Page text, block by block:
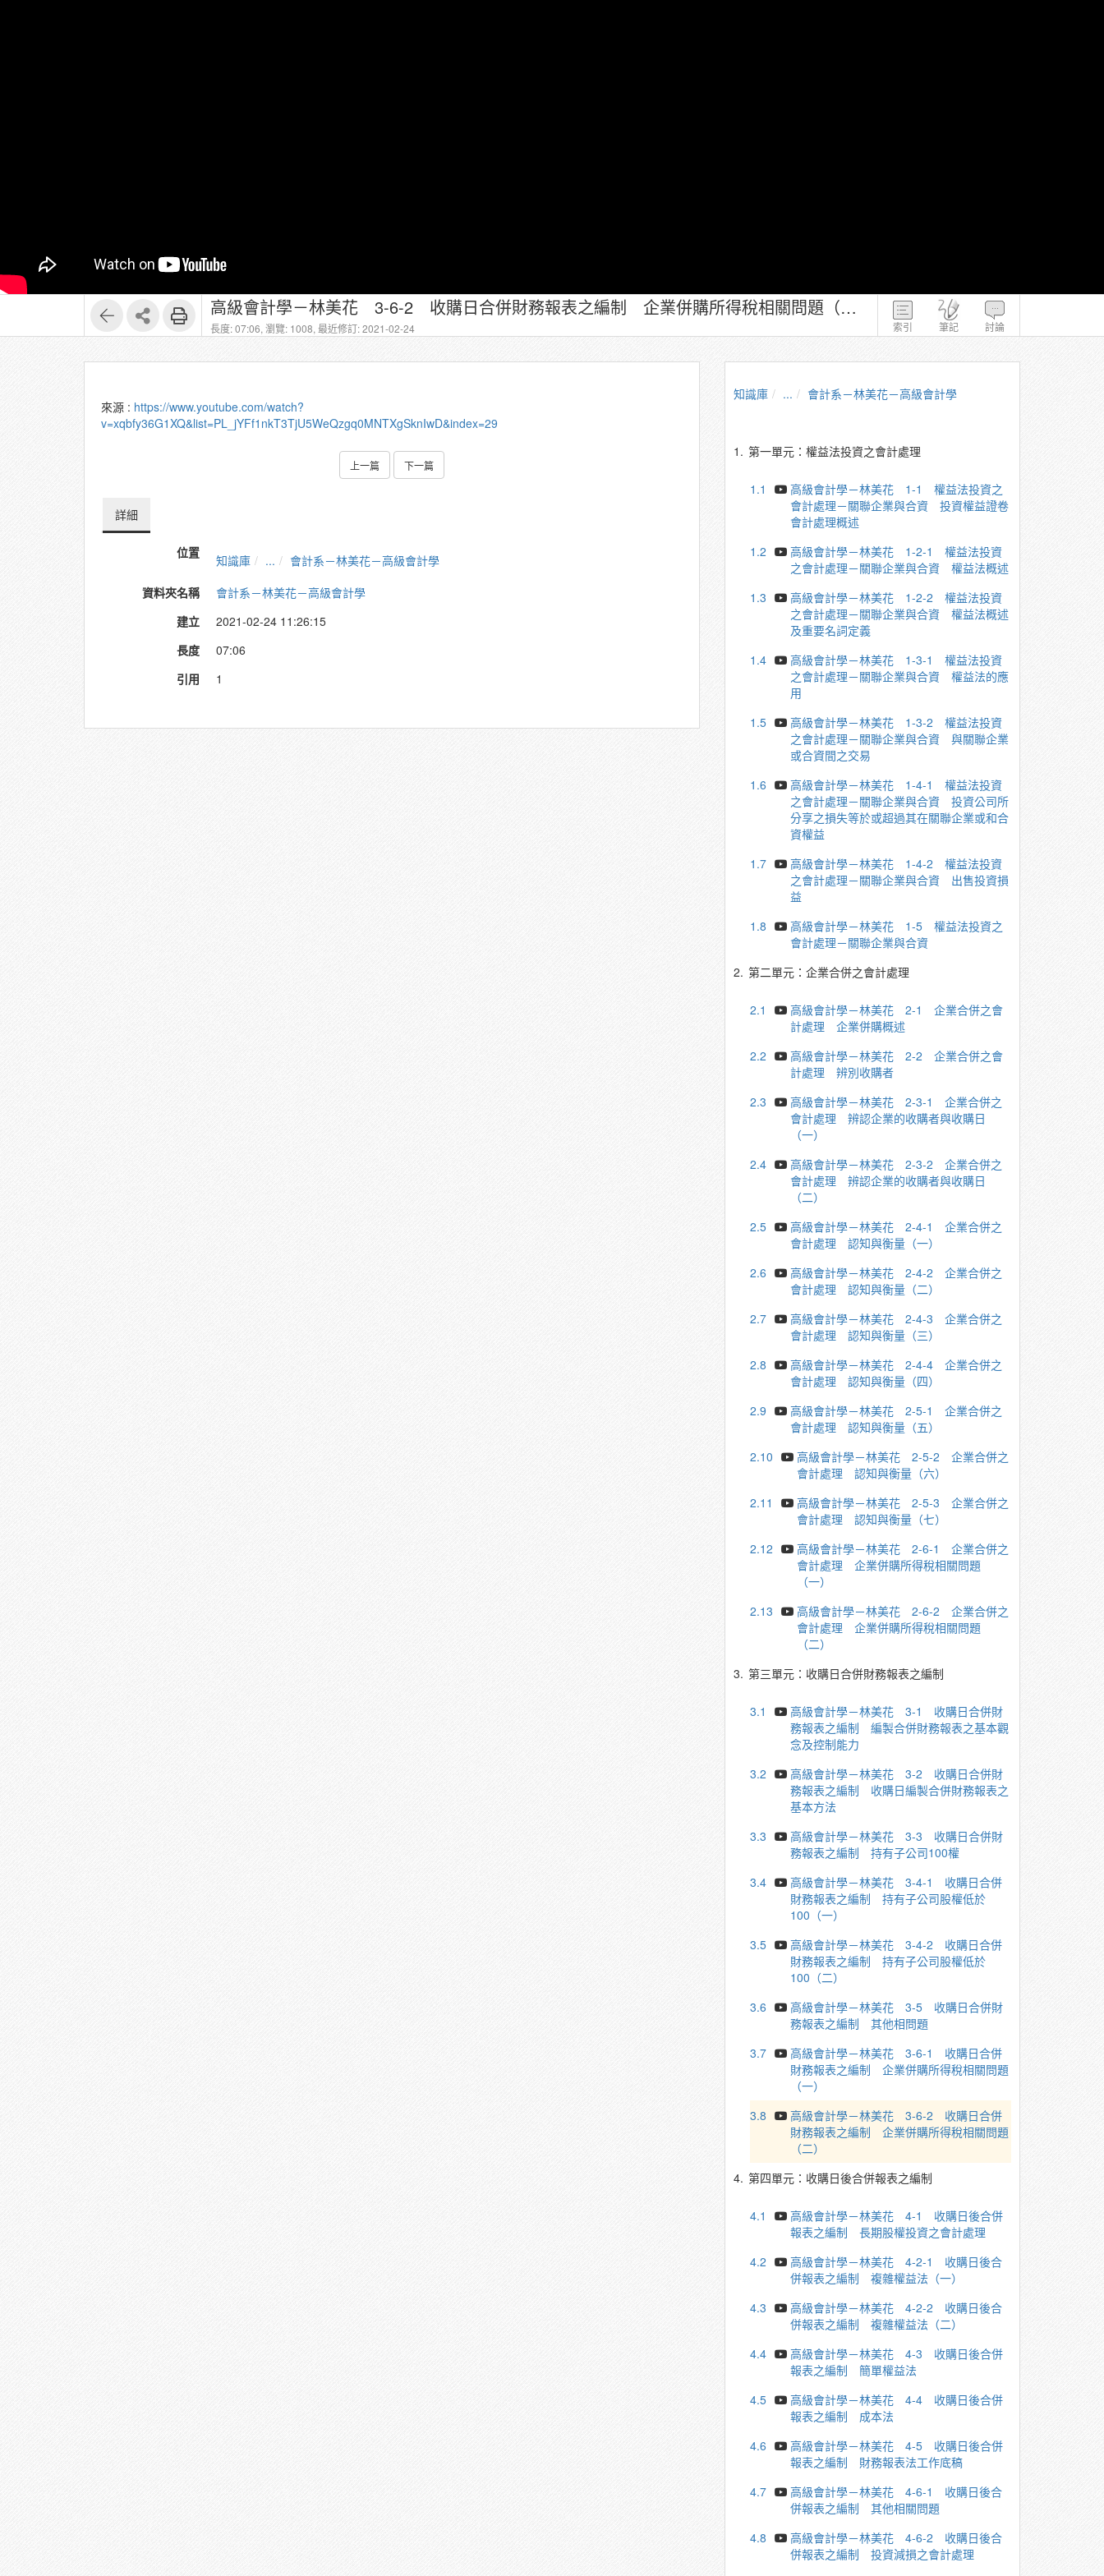
索引 筆記 討論
高級會計學－林美花 3-6-2 收購日合併財務報表之編制 企業併購所得稅相關問題（二）
長度: 07:06, 瀏覽: 1008, 最近修訂: 2021-02-24
來源 : https://www.youtube.com/watch?
v=xqbfy36G1XQ&list=PL_jYFf1nkT3TjU5WeQzgq0MNTXgSknIwD&index=29
上一篇 下一篇
詳細
位置 知識庫 ...
會計系－林美花－高級會計學
資料夾名稱
會計系－林美花－高級會計學
建立
2021-02-24 11:26:15
長度
07:06
引用
1
知識庫 ... 會計系－林美花－高級會計學
1. 第一單元：權益法投資之會計處理
1.1
高級會計學－林美花 1-1 權益法投資之
會計處理－關聯企業與合資 投資權益證卷
會計處理概述
1.2
高級會計學－林美花 1-2-1 權益法投資
之會計處理－關聯企業與合資 權益法概述
1.3
高級會計學－林美花 1-2-2 權益法投資
之會計處理－關聯企業與合資 權益法概述
及重要名詞定義
1.4
高級會計學－林美花 1-3-1 權益法投資
之會計處理－關聯企業與合資 權益法的應
用
1.5
高級會計學－林美花 1-3-2 權益法投資
之會計處理－關聯企業與合資 與關聯企業
或合資間之交易
1.6
高級會計學－林美花 1-4-1 權益法投資
之會計處理－關聯企業與合資 投資公司所
分享之損失等於或超過其在關聯企業或和合
資權益
1.7
高級會計學－林美花 1-4-2 權益法投資
之會計處理－關聯企業與合資 出售投資損
益
1.8
高級會計學－林美花 1-5 權益法投資之
會計處理－關聯企業與合資
2. 第二單元：企業合併之會計處理
2.1
高級會計學－林美花 2-1 企業合併之會
計處理 企業併購概述
2.2
高級會計學－林美花 2-2 企業合併之會
計處理 辨別收購者
2.3
高級會計學－林美花 2-3-1 企業合併之
會計處理 辨認企業的收購者與收購日
（一）
2.4
高級會計學－林美花 2-3-2 企業合併之
會計處理 辨認企業的收購者與收購日
（二）
2.5
高級會計學－林美花 2-4-1 企業合併之
會計處理 認知與衡量（一）
2.6
高級會計學－林美花 2-4-2 企業合併之
會計處理 認知與衡量（二）
2.7
高級會計學－林美花 2-4-3 企業合併之
會計處理 認知與衡量（三）
2.8
高級會計學－林美花 2-4-4 企業合併之
會計處理 認知與衡量（四）
2.9
高級會計學－林美花 2-5-1 企業合併之
會計處理 認知與衡量（五）
2.10
高級會計學－林美花 2-5-2 企業合併之
會計處理 認知與衡量（六）
2.11
高級會計學－林美花 2-5-3 企業合併之
會計處理 認知與衡量（七）
2.12
高級會計學－林美花 2-6-1 企業合併之
會計處理 企業併購所得稅相關問題
（一）
2.13
高級會計學－林美花 2-6-2 企業合併之
會計處理 企業併購所得稅相關問題
（二）
3. 第三單元：收購日合併財務報表之編制
3.1
高級會計學－林美花 3-1 收購日合併財
務報表之編制 編製合併財務報表之基本觀
念及控制能力
3.2
高級會計學－林美花 3-2 收購日合併財
務報表之編制 收購日編製合併財務報表之
基本方法
3.3
高級會計學－林美花 3-3 收購日合併財
務報表之編制 持有子公司100權
3.4
高級會計學－林美花 3-4-1 收購日合併
財務報表之編制 持有子公司股權低於
100（一）
3.5
高級會計學－林美花 3-4-2 收購日合併
財務報表之編制 持有子公司股權低於
100（二）
3.6
高級會計學－林美花 3-5 收購日合併財
務報表之編制 其他相問題
3.7
高級會計學－林美花 3-6-1 收購日合併
財務報表之編制 企業併購所得稅相關問題
（一）
3.8
高級會計學－林美花 3-6-2 收購日合併
財務報表之編制 企業併購所得稅相關問題
（二）
4. 第四單元：收購日後合併報表之編制
4.1
高級會計學－林美花 4-1 收購日後合併
報表之編制 長期股權投資之會計處理
4.2
高級會計學－林美花 4-2-1 收購日後合
併報表之編制 複雜權益法（一）
4.3
高級會計學－林美花 4-2-2 收購日後合
併報表之編制 複雜權益法（二）
4.4
高級會計學－林美花 4-3 收購日後合併
報表之編制 簡單權益法
4.5
高級會計學－林美花 4-4 收購日後合併
報表之編制 成本法
4.6
高級會計學－林美花 4-5 收購日後合併
報表之編制 財務報表法工作底稿
4.7
高級會計學－林美花 4-6-1 收購日後合
併報表之編制 其他相關問題
4.8
高級會計學－林美花 4-6-2 收購日後合
併報表之編制 投資減損之會計處理